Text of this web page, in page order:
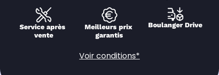
Service après
vente
Meilleurs prix
garantis
Boulanger Drive
Voir conditions*